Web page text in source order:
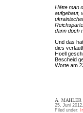
Hätte man
aufgebaut,
dann doch
Und das
dies
Hoell
Bescheid
Worte am
A. MAHLER
25. Juni
Filed under: